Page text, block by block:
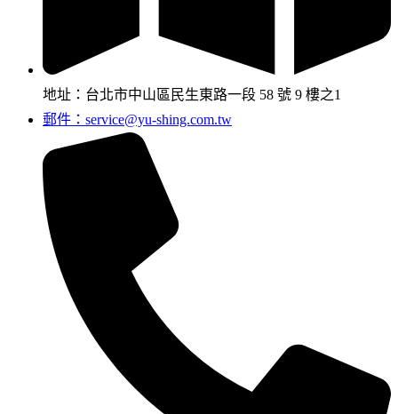
地址：台北市中山區民生東路一段 58 號 9 樓之1
郵件：service@yu-shing.com.tw